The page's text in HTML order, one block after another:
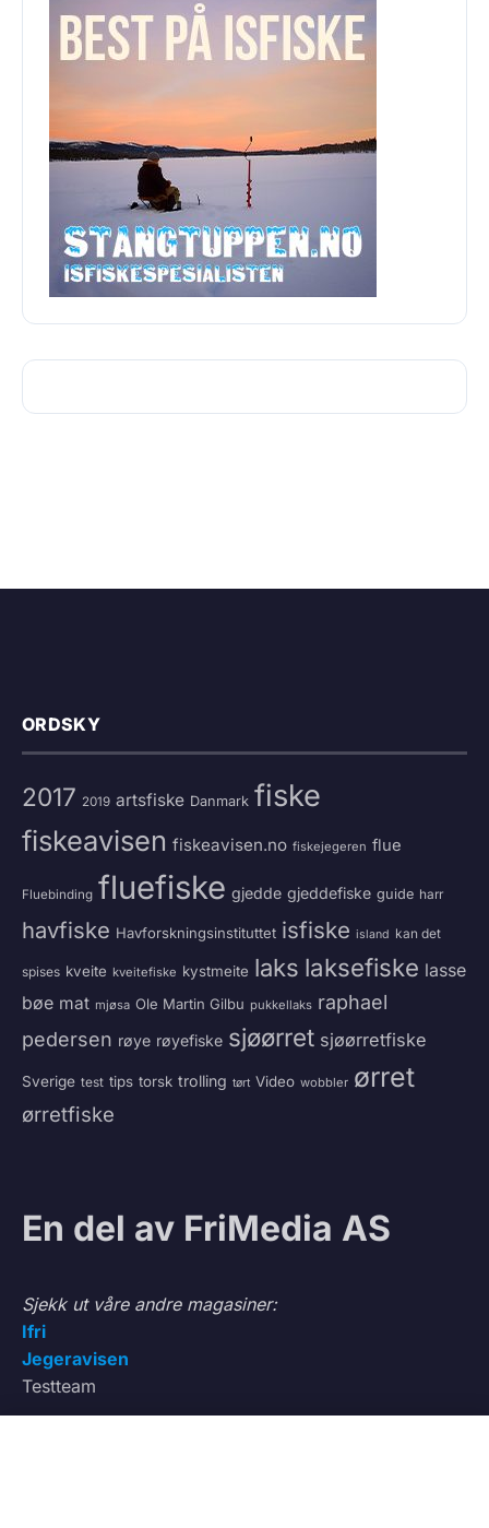
ORDSKY
2017 2019 artsfiske Danmark fiske
fiskeavisen fiskeavisen.no fiskejegeren flue
Fluebinding fluefiske gjedde gjeddefiske guide harr
havfiske Havforskningsinstituttet isfiske island kan det
spises kveite kveitefiske kystmeite laks laksefiske lasse
bøe mat mjøsa Ole Martin Gilbu pukkellaks raphael
pedersen røye røyefiske sjøørret sjøørretfiske
Sverige test tips torsk trolling tørt Video wobbler ørret
ørretfiske
En del av FriMedia AS
Sjekk ut våre andre magasiner:
Ifri
Jegeravisen
Testteam